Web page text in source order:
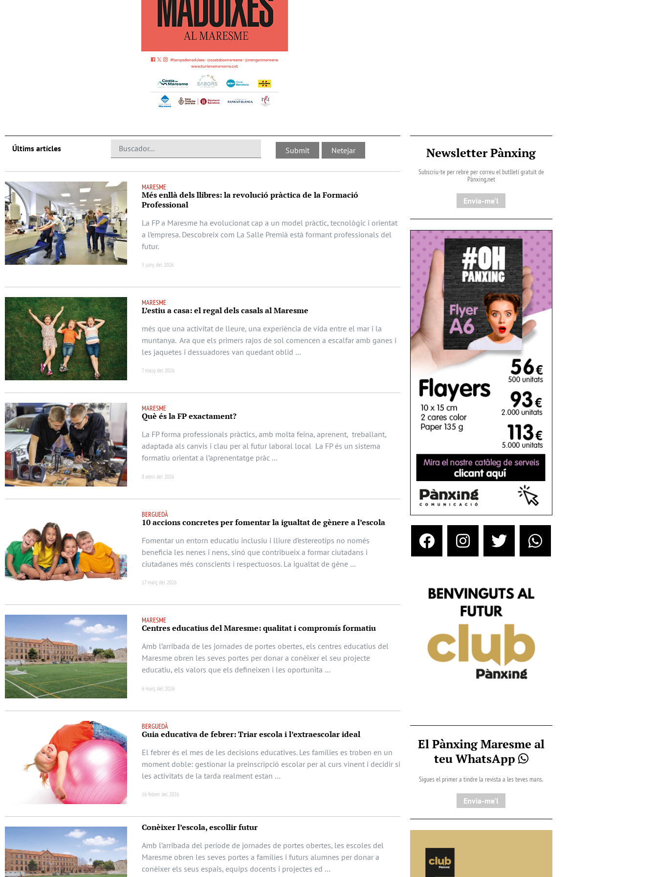
Últims artícles
MARESME
Més enllà dels llibres: la revolució pràctica de la Formació
Professional
La FP a Maresme ha evolucionat cap a un model pràctic, tecnològic i orientat
a l’empresa. Descobreix com La Salle Premià està formant professionals del
futur.
5 juny del 2026
MARESME
L’estiu a casa: el regal dels casals al Maresme
més que una activitat de lleure, una experiència de vida entre el mar i la
muntanya. Ara que els primers rajos de sol comencen a escalfar amb ganes i
les jaquetes i dessuadores van quedant oblid …
7 maig del 2026
MARESME
Què és la FP exactament?
La FP forma professionals pràctics, amb molta feina, aprenent, treballant,
adaptada als canvis i clau per al futur laboral local La FP és un sistema
formatiu orientat a l’aprenentatge pràc …
8 abril del 2026
BERGUEDÀ
10 accions concretes per fomentar la igualtat de gènere a l’escola
Fomentar un entorn educatiu inclusiu i lliure d’estereotips no només
beneficia les nenes i nens, sinó que contribueix a formar ciutadans i
ciutadanes més conscients i respectuosos. La igualtat de gène …
17 març del 2026
MARESME
Centres educatius del Maresme: qualitat i compromís formatiu
Amb l’arribada de les jornades de portes obertes, els centres educatius del
Maresme obren les seves portes per donar a conèixer el seu projecte
educatiu, els valors que els defineixen i les oportunita …
6 març del 2026
BERGUEDÀ
Guia educativa de febrer: Triar escola i l’extraescolar ideal
El febrer és el mes de les decisions educatives. Les famílies es troben en un
moment doble: gestionar la preinscripció escolar per al curs vinent i decidir si
les activitats de la tarda realment estan …
16 febrer del 2026
Conèixer l’escola, escollir futur
Amb l’arribada del període de jornades de portes obertes, les escoles del
Maresme obren les seves portes a famílies i futurs alumnes per donar a
conèixer els seus espais, equips docents i projectes ed …
Newsletter Pànxing
Subscriu-te per rebre per correu el butlletí gratuït de
Pànxing.net​
Envia-me'l
El Pànxing Maresme al
teu WhatsApp
Sigues el primer a tindre la revista a les teves mans.
Envia-me'l